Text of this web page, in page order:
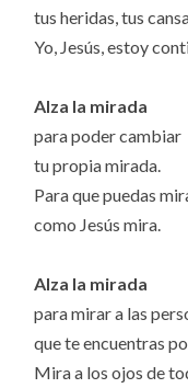
tus heridas, tus
Yo, Jesús, estoy
Alza la mirada
para poder cambiar
tu propia mirada.
Para que puedas
como Jesús mira.
Alza la mirada
para mirar a las
que te encuentras
Mira a los ojos de